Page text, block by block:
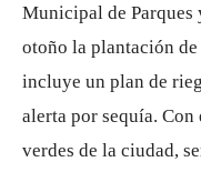
Municipal de Parques
otoño la plantación
incluye un plan de
alerta por sequía.
verdes de la ciudad,